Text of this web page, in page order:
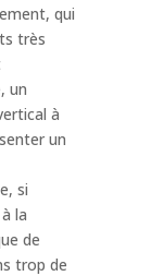
qui
très
un
à
un
si
la
de
trop de